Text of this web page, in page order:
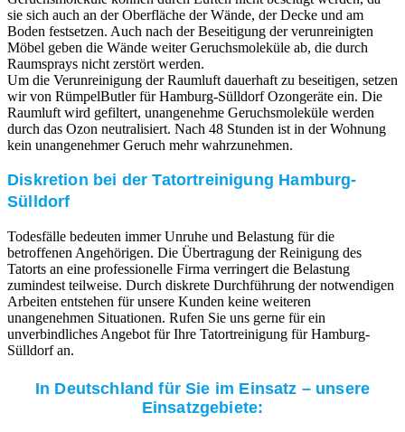
sie sich auch an der Oberfläche der Wände, der Decke und am
Boden festsetzen. Auch nach der Beseitigung der verunreinigten
Möbel geben die Wände weiter Geruchsmoleküle ab, die durch
Raumsprays nicht zerstört werden.
Um die Verunreinigung der Raumluft dauerhaft zu beseitigen, setzen
wir von RümpelButler für Hamburg-Sülldorf Ozongeräte ein. Die
Raumluft wird gefiltert, unangenehme Geruchsmoleküle werden
durch das Ozon neutralisiert. Nach 48 Stunden ist in der Wohnung
kein unangenehmer Geruch mehr wahrzunehmen.
Diskretion bei der Tatortreinigung Hamburg-
Sülldorf
Todesfälle bedeuten immer Unruhe und Belastung für die
betroffenen Angehörigen. Die Übertragung der Reinigung des
Tatorts an eine professionelle Firma verringert die Belastung
zumindest teilweise. Durch diskrete Durchführung der notwendigen
Arbeiten entstehen für unsere Kunden keine weiteren
unangenehmen Situationen. Rufen Sie uns gerne für ein
unverbindliches Angebot für Ihre Tatortreinigung für Hamburg-
Sülldorf an.
In Deutschland für Sie im Einsatz – unsere
Einsatzgebiete: